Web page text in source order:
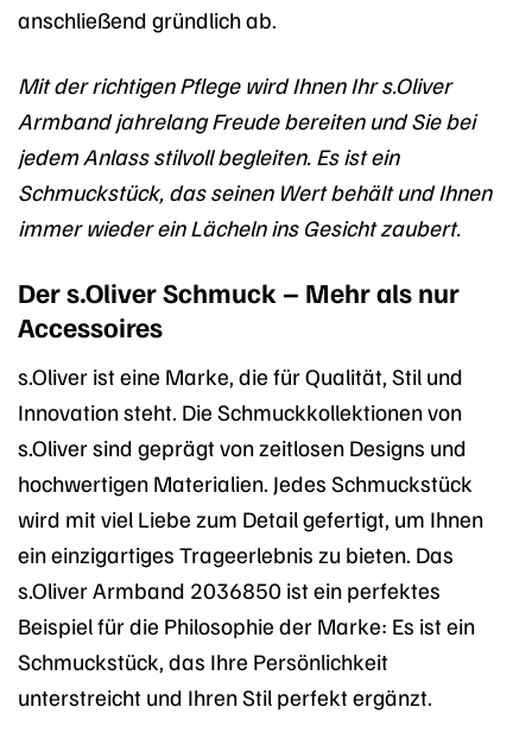
anschließend gründlich ab.
Mit der richtigen Pflege wird Ihnen Ihr s.Oliver
Armband jahrelang Freude bereiten und Sie bei
jedem Anlass stilvoll begleiten. Es ist ein
Schmuckstück, das seinen Wert behält und Ihnen
immer wieder ein Lächeln ins Gesicht zaubert.
Der s.Oliver Schmuck – Mehr als nur
Accessoires
s.Oliver ist eine Marke, die für Qualität, Stil und
Innovation steht. Die Schmuckkollektionen von
s.Oliver sind geprägt von zeitlosen Designs und
hochwertigen Materialien. Jedes Schmuckstück
wird mit viel Liebe zum Detail gefertigt, um Ihnen
ein einzigartiges Trageerlebnis zu bieten. Das
s.Oliver Armband 2036850 ist ein perfektes
Beispiel für die Philosophie der Marke: Es ist ein
Schmuckstück, das Ihre Persönlichkeit
unterstreicht und Ihren Stil perfekt ergänzt.